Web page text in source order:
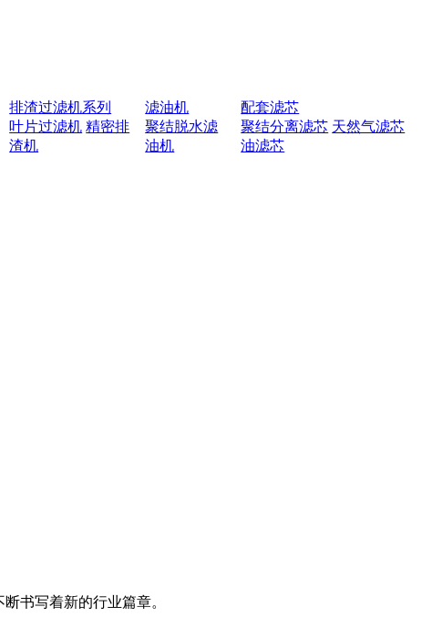
排渣过滤机系列
叶片过滤机 精密排
渣机
滤油机
聚结脱水滤
油机
配套滤芯
聚结分离滤芯 天然气滤芯
油滤芯
书写着新的行业篇章。